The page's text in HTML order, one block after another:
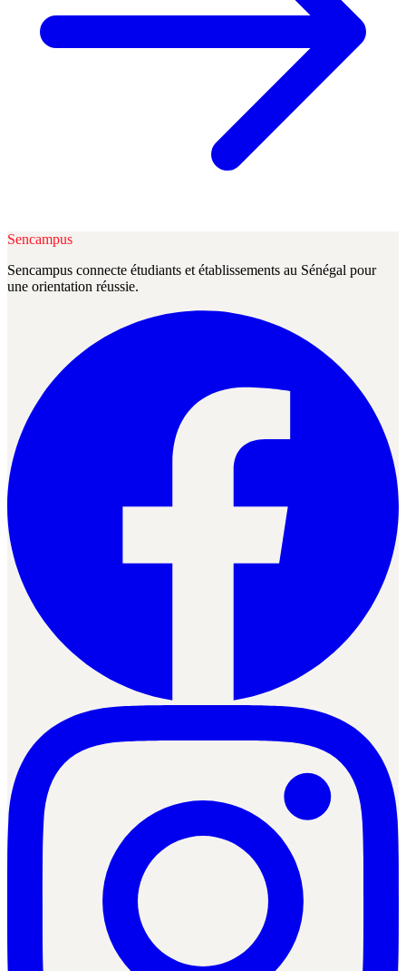
Sencampus
Sencampus connecte étudiants et établissements au Sénégal pour
une orientation réussie.